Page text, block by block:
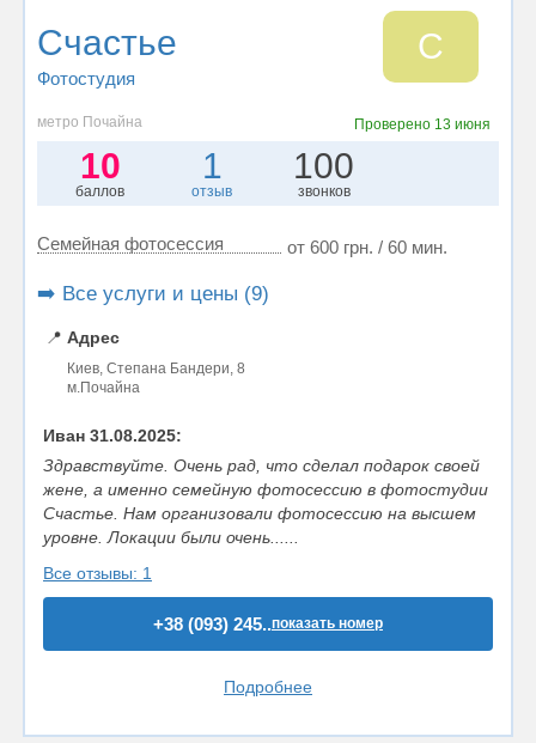
Счастье
Фотостудия
С
метро Почайна Проверено 13 июня
10
баллов
1
отзыв
100
звонков
Семейная фотосессия от 600 грн. / 60 мин.
➡️ Все услуги и цены (9)
📍 Адрес
Киев, Степана Бандери, 8
м.Почайна
Иван 31.08.2025:
Здравствуйте. Очень рад, что сделал подарок своей
жене, а именно семейную фотосессию в фотостудии
Счастье. Нам организовали фотосессию на высшем
уровне. Локации были очень......
Все отзывы: 1
+38 (093) 245..показать номер
Подробнее